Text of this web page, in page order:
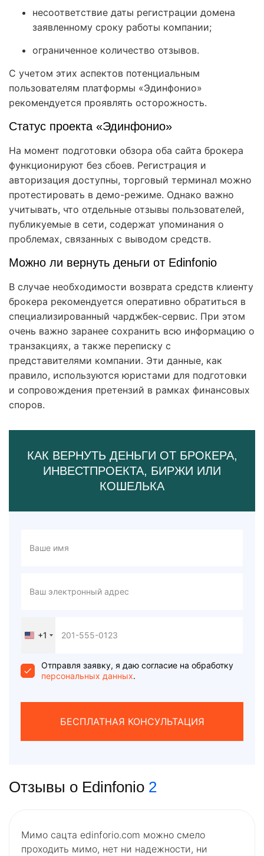
несоответствие даты регистрации домена
заявленному сроку работы компании;
ограниченное количество отзывов.
С учетом этих аспектов потенциальным
пользователям платформы «Эдинфонио»
рекомендуется проявлять осторожность.
Статус проекта «Эдинфонио»
На момент подготовки обзора оба сайта брокера
функционируют без сбоев. Регистрация и
авторизация доступны, торговый терминал можно
протестировать в демо-режиме. Однако важно
учитывать, что отдельные отзывы пользователей,
публикуемые в сети, содержат упоминания о
проблемах, связанных с выводом средств.
Можно ли вернуть деньги от Edinfonio
В случае необходимости возврата средств клиенту
брокера рекомендуется оперативно обратиться в
специализированный чарджбек-сервис. При этом
очень важно заранее сохранить всю информацию о
транзакциях, а также переписку с
представителями компании. Эти данные, как
правило, используются юристами для подготовки
и сопровождения претензий в рамках финансовых
споров.
КАК ВЕРНУТЬ ДЕНЬГИ ОТ БРОКЕРА,
ИНВЕСТПРОЕКТА, БИРЖИ ИЛИ
КОШЕЛЬКА
United
+1
+1
Отправля заявку, я даю согласие на обработку
персональных данных.
БЕСПЛАТНАЯ КОНСУЛЬТАЦИЯ
Отзывы о Edinfonio 2
Мимо сацта edinforio.com можно смело
проходить мимо, нет ни надежности, ни